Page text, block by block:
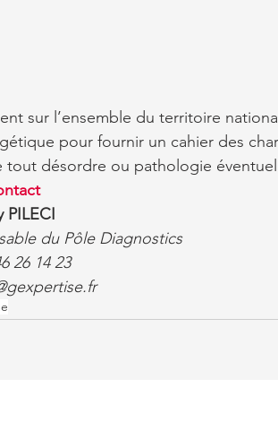
sur l’ensemble du territoire
pour fournir un cahier des
tout désordre ou pathologie
PILECI
du Pôle Diagnostics
26 14 23